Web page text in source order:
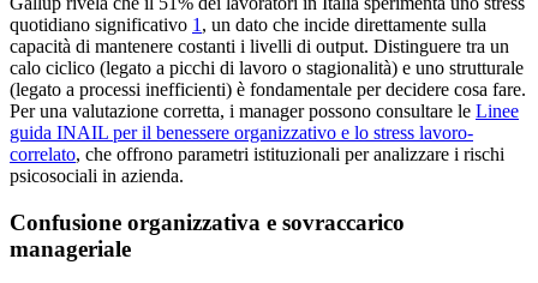
quotidiano significativo 1, un dato che incide direttamente sulla
capacità di mantenere costanti i livelli di output. Distinguere tra un
calo ciclico (legato a picchi di lavoro o stagionalità) e uno strutturale
(legato a processi inefficienti) è fondamentale per decidere cosa fare.
Per una valutazione corretta, i manager possono consultare le Linee
guida INAIL per il benessere organizzativo e lo stress lavoro-
correlato, che offrono parametri istituzionali per analizzare i rischi
psicosociali in azienda.
Confusione organizzativa e sovraccarico
manageriale